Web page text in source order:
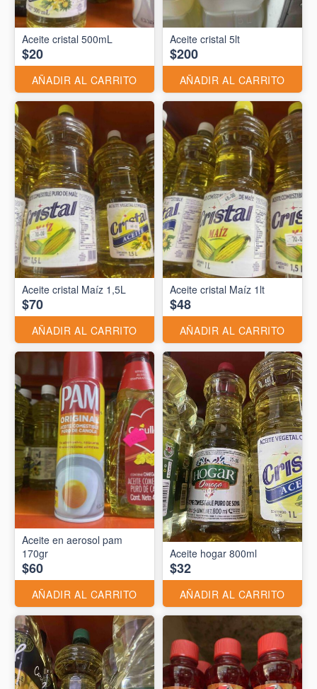
Aceite cristal 500mL
$20
AÑADIR AL CARRITO
Aceite cristal 5lt
$200
AÑADIR AL CARRITO
Aceite cristal Maíz 1,5L
$70
AÑADIR AL CARRITO
Aceite cristal Maíz 1lt
$48
AÑADIR AL CARRITO
Aceite en aerosol pam
170gr
$60
AÑADIR AL CARRITO
Aceite hogar 800ml
$32
AÑADIR AL CARRITO